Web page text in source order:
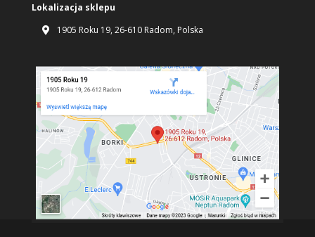
Lokalizacja sklepu
 1905 Roku 19, 26-610 Radom, Polska